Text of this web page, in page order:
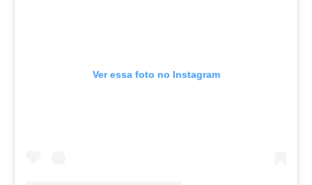
Ver essa foto no Instagram